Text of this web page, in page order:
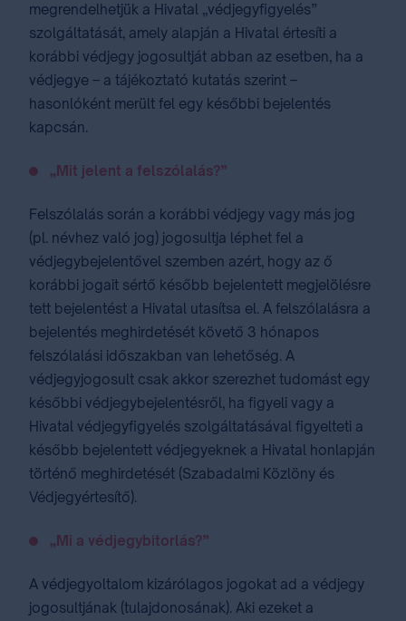
megrendelhetjük a Hivatal „védjegyfigyelés”
szolgáltatását, amely alapján a Hivatal értesíti a
korábbi védjegy jogosultját abban az esetben, ha a
védjegye – a tájékoztató kutatás szerint –
hasonlóként merült fel egy későbbi bejelentés
kapcsán.
„Mit jelent a felszólalás?”
Felszólalás során a korábbi védjegy vagy más jog
(pl. névhez való jog) jogosultja léphet fel a
védjegybejelentővel szemben azért, hogy az ő
korábbi jogait sértő később bejelentett megjelölésre
tett bejelentést a Hivatal utasítsa el. A felszólalásra a
bejelentés meghirdetését követő 3 hónapos
felszólalási időszakban van lehetőség. A
védjegyjogosult csak akkor szerezhet tudomást egy
későbbi védjegybejelentésről, ha figyeli vagy a
Hivatal védjegyfigyelés szolgáltatásával figyelteti a
később bejelentett védjegyeknek a Hivatal honlapján
történő meghirdetését (Szabadalmi Közlöny és
Védjegyértesítő).
„Mi a védjegybitorlás?”
A védjegyoltalom kizárólagos jogokat ad a védjegy
jogosultjának (tulajdonosának). Aki ezeket a